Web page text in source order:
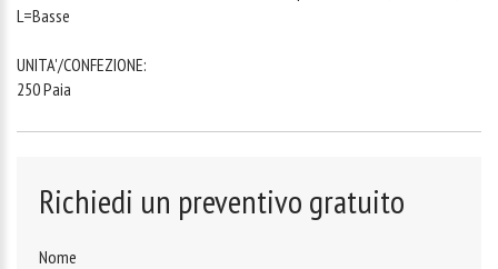
L=Basse
UNITA'/CONFEZIONE:
250 Paia
Richiedi un preventivo gratuito
Nome